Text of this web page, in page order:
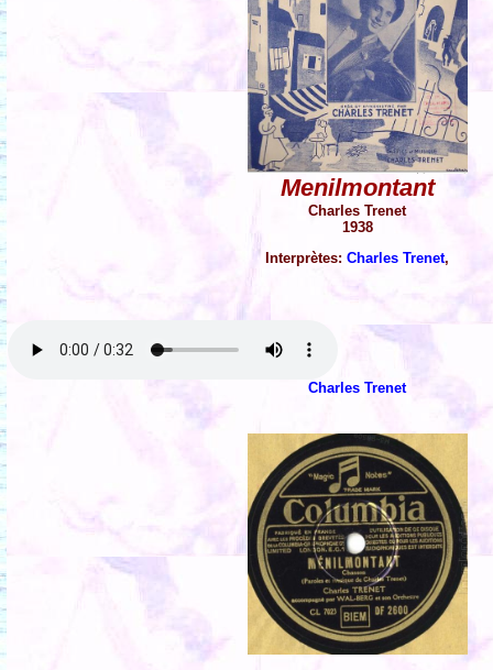
Menilmontant
Charles Trenet
1938
Interprètes:Charles Trenet,
Charles Trenet